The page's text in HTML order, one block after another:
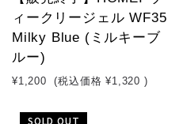
ィークリージェル WF35
Milky Blue (ミルキーブ
ルー)
¥1,200 (税込価格 ¥1,320 )
SOLD OUT